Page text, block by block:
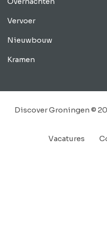
Vervoer
Nieuwbouw
Kramen
Discover Groningen ©
Vacatures